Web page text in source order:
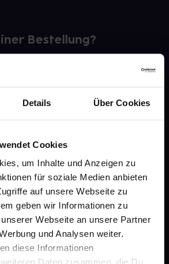
Details Über Cookies
Cookies
um Inhalte und Anzeigen zu
für soziale Medien anbieten
auf unsere Webseite zu
geben wir Informationen zu
Webseite an unsere Partner
und Analysen weiter.
diese Informationen
Bestellung?